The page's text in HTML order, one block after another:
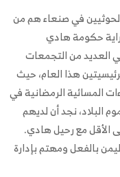
في صنعاء هم من
راية حكومة هادي
العديد من التجمعات
هذا العام، حيث
المسائية الرمضانية في
البلاد، نجد أن لديهم
الأقل مع رحيل هادي.
بالفعل ومهتم بإدارة